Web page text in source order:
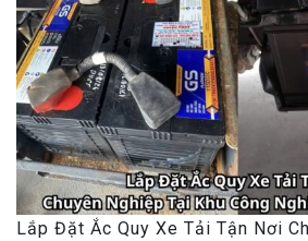
Lắp Đặt Ắc Quy Xe Tải Tận Nơi